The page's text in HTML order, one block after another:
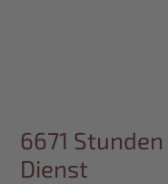
6671
Dienst